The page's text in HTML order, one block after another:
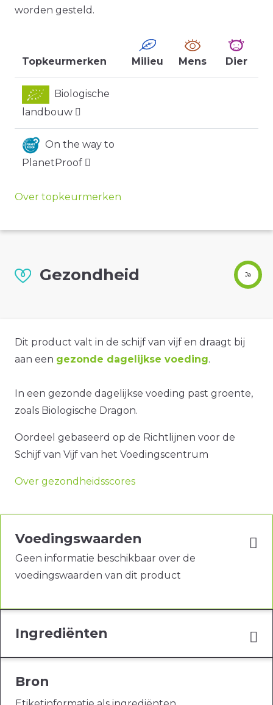
worden gesteld.
Topkeurmerken Milieu Mens Dier
Biologische
landbouw
On the way to
PlanetProof
Over topkeurmerken
Gezondheid Ja
Dit product valt in de schijf van vijf en draagt bij
aan een gezonde dagelijkse voeding.
In een gezonde dagelijkse voeding past groente,
zoals Biologische Dragon.
Oordeel gebaseerd op de Richtlijnen voor de
Schijf van Vijf van het Voedingscentrum
Over gezondheidsscores
Voedingswaarden
Geen informatie beschikbaar over de
voedingswaarden van dit product
Ingrediënten
Bron